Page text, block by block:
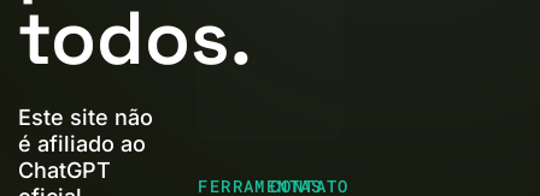
todos.
Este site não
é afiliado ao
ChatGPT
FERRAMENTAS
CONTATO